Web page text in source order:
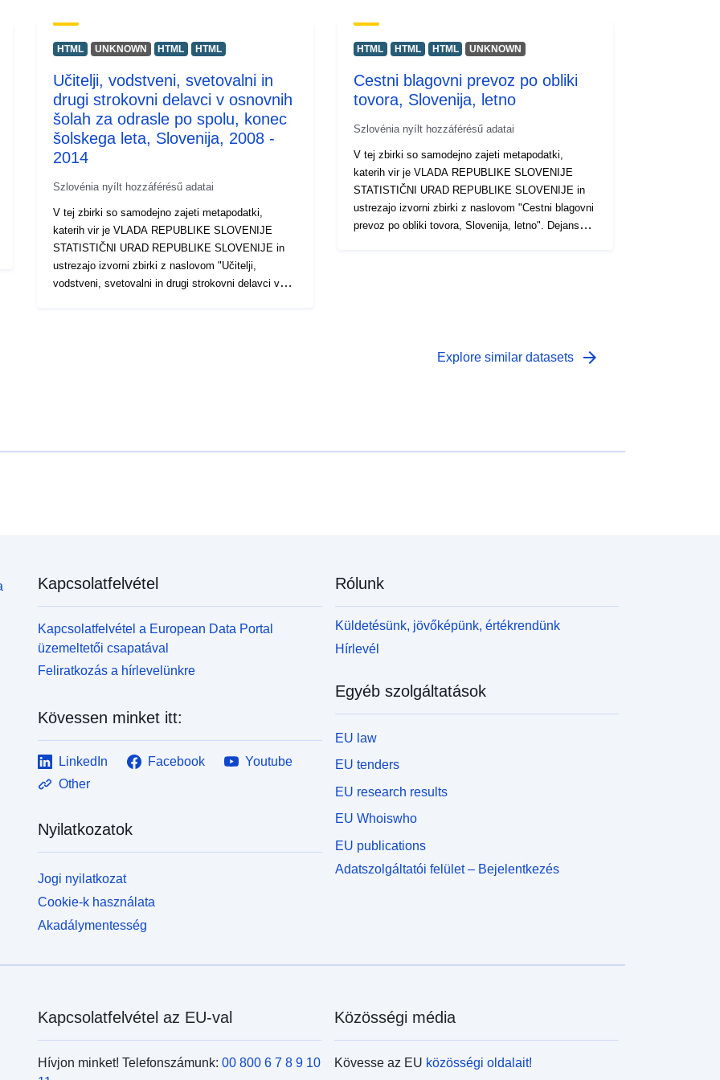
HTML UNKNOWN HTML HTML
Učitelji, vodstveni, svetovalni in
drugi strokovni delavci v osnovnih
šolah za odrasle po spolu, konec
šolskega leta, Slovenija, 2008 -
2014
Szlovénia nyílt hozzáférésű adatai
V tej zbirki so samodejno zajeti metapodatki,
katerih vir je VLADA REPUBLIKE SLOVENIJE
STATISTIČNI URAD REPUBLIKE SLOVENIJE in
ustrezajo izvorni zbirki z naslovom "Učitelji,
vodstveni, svetovalni in drugi strokovni delavci v
HTML HTML HTML UNKNOWN
Cestni blagovni prevoz po obliki
tovora, Slovenija, letno
Szlovénia nyílt hozzáférésű adatai
V tej zbirki so samodejno zajeti metapodatki,
katerih vir je VLADA REPUBLIKE SLOVENIJE
STATISTIČNI URAD REPUBLIKE SLOVENIJE in
ustrezajo izvorni zbirki z naslovom "Cestni blagovni
prevoz po obliki tovora, Slovenija, letno". Dejanski
pregledovanje in izpis tabel neomejene velikosti ter
Explore similar datasets arrow_forward
Kapcsolatfelvétel
Kapcsolatfelvétel a European Data Portal
üzemeltetői csapatával
Feliratkozás a hírlevelünkre
Kövessen minket itt:
LinkedIn Facebook
Youtube
Other
Nyilatkozatok
Jogi nyilatkozat
Cookie-k használata
Akadálymentesség
Rólunk
Küldetésünk, jövőképünk, értékrendünk
Hírlevél
Egyéb szolgáltatások
EU law
EU tenders
EU research results
EU Whoiswho
EU publications
Adatszolgáltatói felület – Bejelentkezés
Kapcsolatfelvétel az EU-val
Hívjon minket! Telefonszámunk: 00 800 6 7 8 9 10
Közösségi média
Kövesse az EU közösségi oldalait!